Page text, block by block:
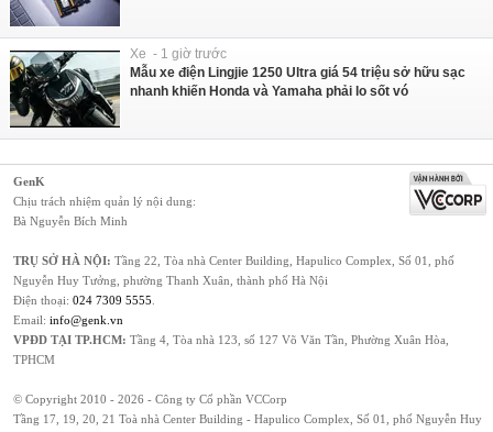
Xe - 1 giờ trước
Mẫu xe điện Lingjie 1250 Ultra giá 54 triệu sở hữu sạc
nhanh khiến Honda và Yamaha phải lo sốt vó
GenK
Chịu trách nhiệm quản lý nội dung:
Bà Nguyễn Bích Minh
TRỤ SỞ HÀ NỘI: Tầng 22, Tòa nhà Center Building, Hapulico Complex, Số 01, phố
Nguyễn Huy Tưởng, phường Thanh Xuân, thành phố Hà Nội
Điện thoại: 024 7309 5555
Email: info@genk.vn
VPĐD TẠI TP.HCM: Tầng 4, Tòa nhà 123, số 127 Võ Văn Tần, Phường Xuân Hòa,
TPHCM
© Copyright 2010 - 2026 - Công ty Cổ phần VCCorp
Tầng 17, 19, 20, 21 Toà nhà Center Building - Hapulico Complex, Số 01, phố Nguyễn Huy